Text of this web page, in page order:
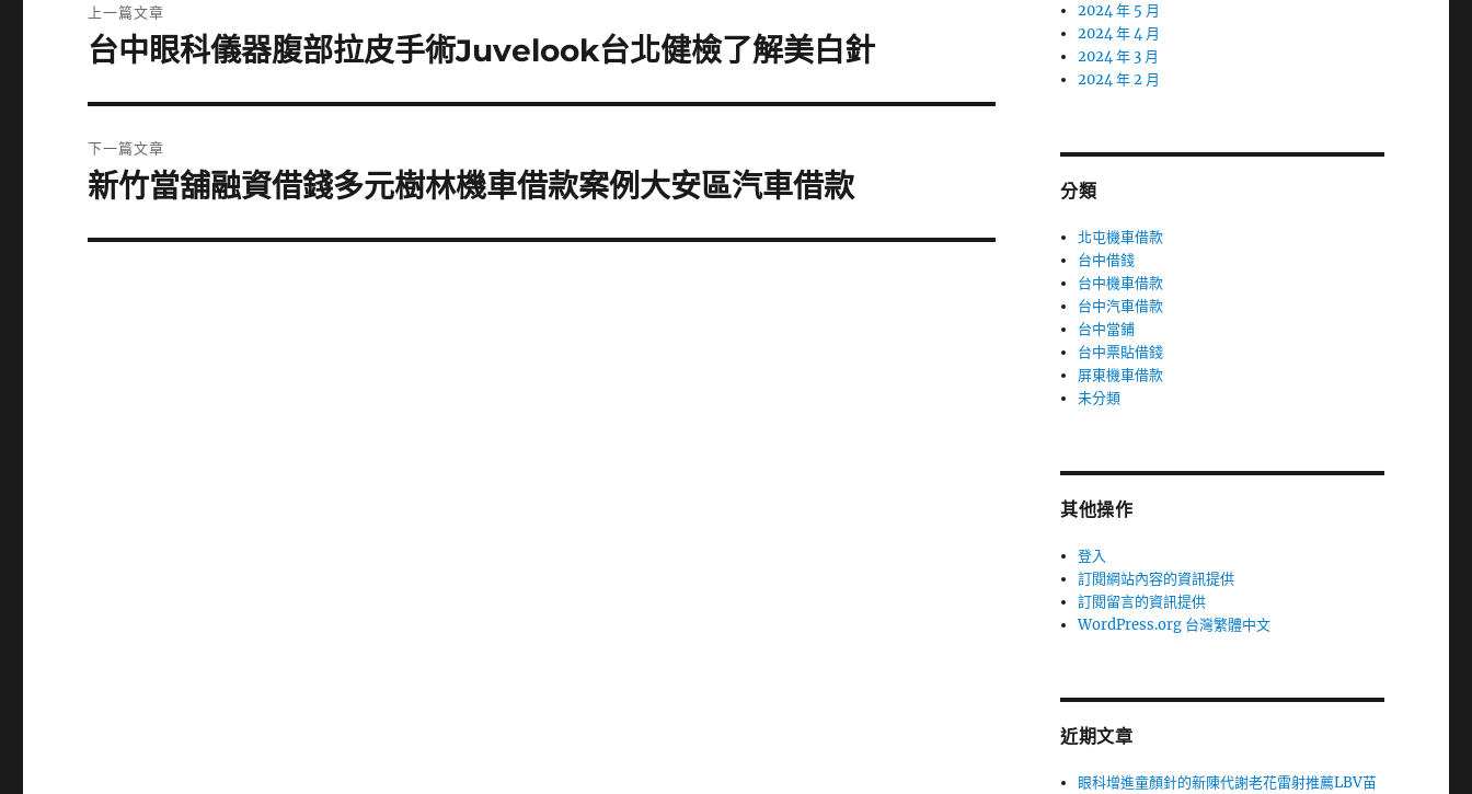
章
上一篇文章
上
篇
文
章:
台中眼科儀器腹部拉皮手術Juvelook台北健檢了解美白針
下一篇文章
下
篇
新竹當舖融資借錢多元樹林機車借款案例大安區汽車借款
2024 年 5 月
2024 年 4 月
2024 年 3 月
2024 年 2 月
分類
北屯機車借款
台中借錢
台中機車借款
台中汽車借款
台中當鋪
台中票貼借錢
屏東機車借款
未分類
其他操作
登入
訂閱網站內容的資訊提供
訂閱留言的資訊提供
WordPress.org 台灣繁體中文
近期文章
眼科增進童顏針的新陳代謝老花雷射推薦LBV苗